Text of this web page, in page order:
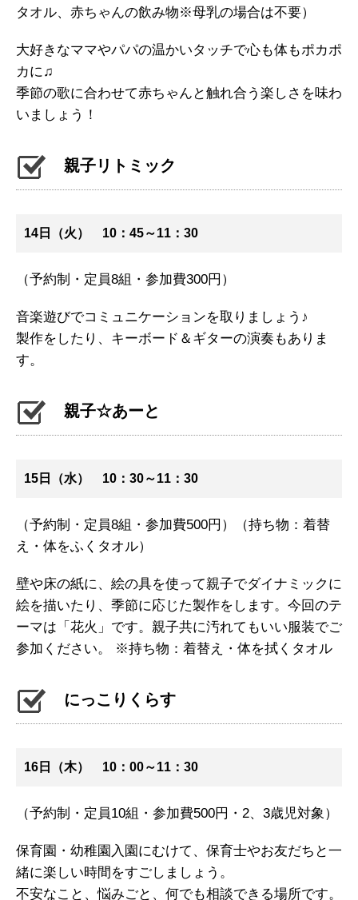
タオル、赤ちゃんの飲み物※母乳の場合は不要）
大好きなママやパパの温かいタッチで心も体もポカポ
カに♫
季節の歌に合わせて赤ちゃんと触れ合う楽しさを味わ
いましょう！
親子リトミック
14日（火） 10：45～11：30
（予約制・定員8組・参加費300円）
音楽遊びでコミュニケーションを取りましょう♪
製作をしたり、キーボード＆ギターの演奏もありま
す。
親子☆あーと
15日（水） 10：30～11：30
（予約制・定員8組・参加費500円）（持ち物：着替
え・体をふくタオル）
壁や床の紙に、絵の具を使って親子でダイナミックに
絵を描いたり、季節に応じた製作をします。今回のテ
ーマは「花火」です。親子共に汚れてもいい服装でご
参加ください。 ※持ち物：着替え・体を拭くタオル
にっこりくらす
16日（木） 10：00～11：30
（予約制・定員10組・参加費500円・2、3歳児対象）
保育園・幼稚園入園にむけて、保育士やお友だちと一
緒に楽しい時間をすごしましょう。
不安なこと、悩みごと、何でも相談できる場所です。